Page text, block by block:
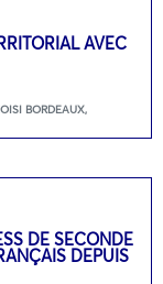
AVEC
BORDEAUX,
DE SECONDE
DEPUIS